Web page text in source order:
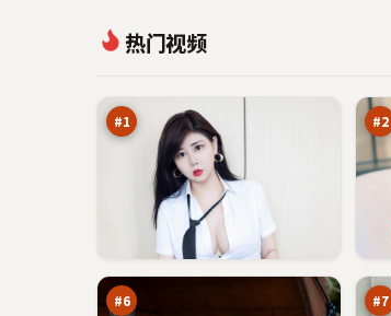
热门视频
#1
暗
夜
#2
#6 #7
界万